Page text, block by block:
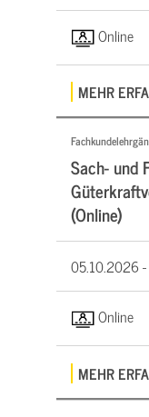
Online
MEHR
Sach- und
(Online)
05.10.2026 -
Online
MEHR